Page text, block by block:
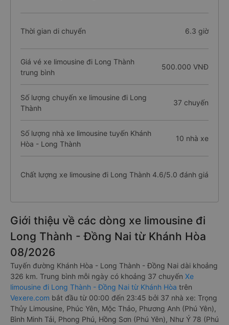
Thời gian di chuyển 6.3 giờ
Giá vé xe limousine đi Long Thành
trung bình
500.000 VNĐ
Số lượng chuyến xe limousine đi Long
Thành
37 chuyến
Số lượng nhà xe limousine tuyến Khánh
Hòa - Long Thành
10 nhà xe
Chất lượng xe limousine đi Long Thành 4.6/5.0 đánh giá
Giới thiệu về các dòng xe limousine đi
Long Thành - Đồng Nai từ Khánh Hòa
08/2026
Tuyến đường Khánh Hòa - Long Thành - Đồng Nai dài khoảng
326 km. Trung bình mỗi ngày có khoảng 37 chuyến Xe
limousine đi Long Thành - Đồng Nai từ Khánh Hòa trên
Vexere.com bắt đầu từ 00:00 đến 23:45 bởi 37 nhà xe: Trọng
Thủy Limousine, Phúc Yên, Mộc Thảo, Phương Anh (Phú Yên),
Bình Minh Tải, Phong Phú, Hồng Sơn (Phú Yên), Như Ý 78 (Phú